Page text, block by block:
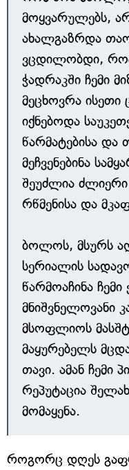
მოყვარულებს,
ახალგაზრდა
ვცდილობდი,
ჭადრაკში ჩემი
მეცხოვრა
იქნებოდა
წარმატებისა
მეჩვენებინა
შეუძლია ძლიერი
რწმენისა და
ბოლოს, მსურს
სერიალის
წარმოაჩინა
მნიშვნელოვანი
მსოფლიოს
მაყურებელს
თავი. ამან ჩემი
რეპუტაცია
მომაყენა.
როგორც დღეს